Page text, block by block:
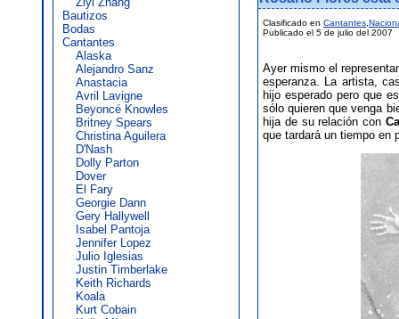
Bautizos
Bodas
Cantantes
Alaska
Alejandro Sanz
Anastacia
Avril Lavigne
Beyoncé Knowles
Britney Spears
Christina Aguilera
D'Nash
Dolly Parton
Dover
El Fary
Georgie Dann
Gery Hallywell
Isabel Pantoja
Jennifer Lopez
Julio Iglesias
Justin Timberlake
Keith Richards
Koala
Kurt Cobain
Clasificado en Cantantes
Publicado el 5 de julio del 2007
Ayer mismo el
esperanza. La artista,
hijo esperado pero que
sólo quieren que venga
hija de su relación con
que tardará un tiempo en